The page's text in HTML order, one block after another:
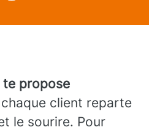
te propose
client reparte
le sourire. Pour